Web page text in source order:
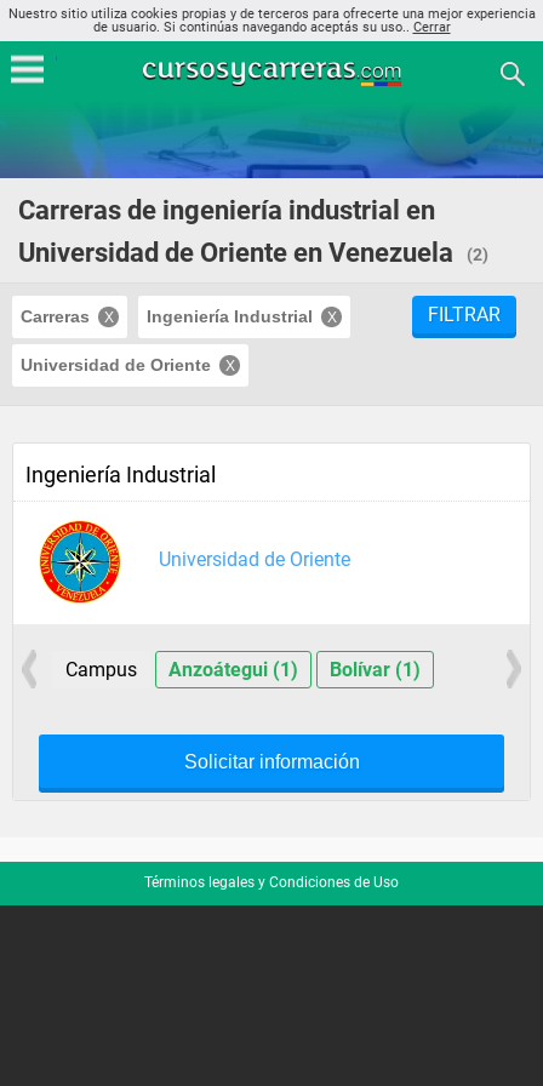
Nuestro sitio utiliza cookies propias y de terceros para ofrecerte una mejor experiencia
de usuario. Si continúas navegando aceptás su uso.. Cerrar
Carreras de ingeniería industrial en
Universidad de Oriente en Venezuela
(2)
Carreras Ingeniería Industrial
Universidad de Oriente
FILTRAR
Ingeniería Industrial
Universidad de Oriente
Campus Anzoátegui (1) Bolívar (1)
Solicitar información
Términos legales y Condiciones de Uso